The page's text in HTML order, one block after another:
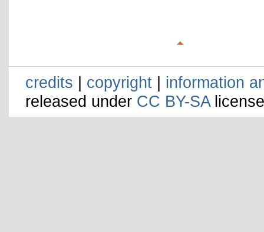
credits | copyright | information
released under CC BY-SA